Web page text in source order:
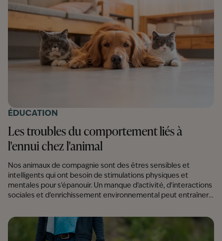
ÉDUCATION
Les troubles du comportement liés à
l'ennui chez l'animal
Nos animaux de compagnie sont des êtres sensibles et
intelligents qui ont besoin de stimulations physiques et
mentales pour s'épanouir. Un manque d'activité, d'interactions
sociales et d'enrichissement environnemental peut entraîner
comportement. Dans cet article, comprenez les signes d'ennui
chez votre chien ou votre chat, les troubles du comportement
qui peuvent en découler et comment enrichir son